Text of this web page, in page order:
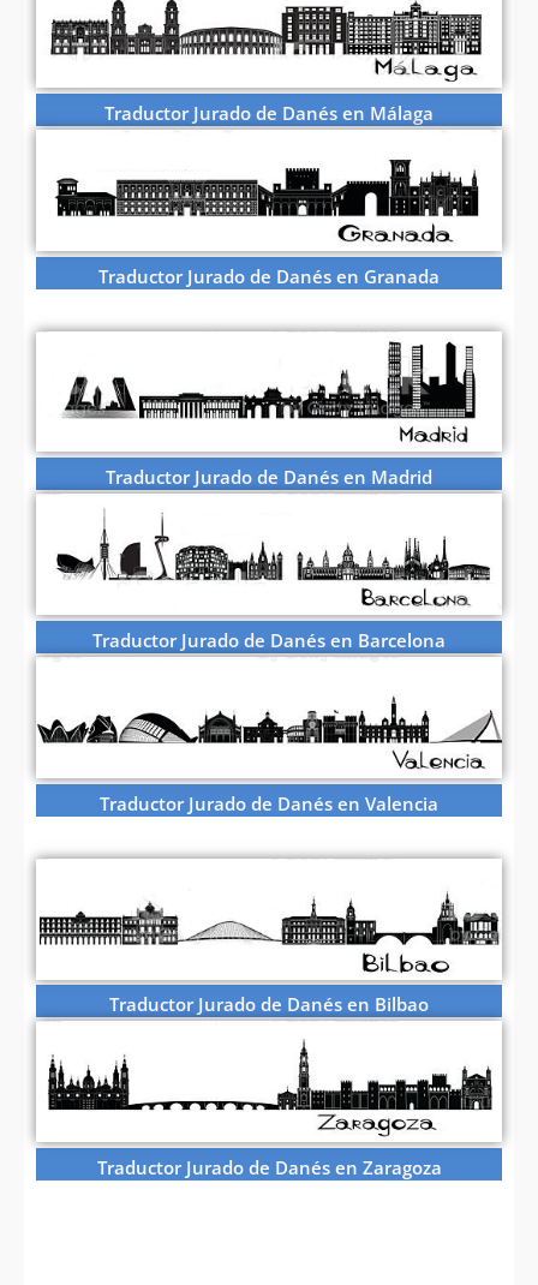
Traductor Jurado de Danés en Málaga
Traductor Jurado de Danés en Granada
Traductor Jurado de Danés en Madrid
Traductor Jurado de Danés en Barcelona
Traductor Jurado de Danés en Valencia
Traductor Jurado de Danés en Bilbao
Traductor Jurado de Danés en Zaragoza